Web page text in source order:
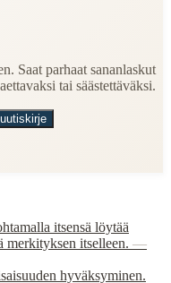
Saat parhaat sananlaskut
tai säästettäväksi.
itsensä löytää
merkityksen itselleen. —
hyväksyminen.